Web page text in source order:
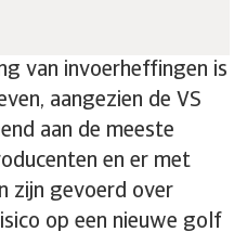
van invoerheffingen is
aangezien de VS
aan de meeste
en er met
zijn gevoerd over
op een nieuwe golf